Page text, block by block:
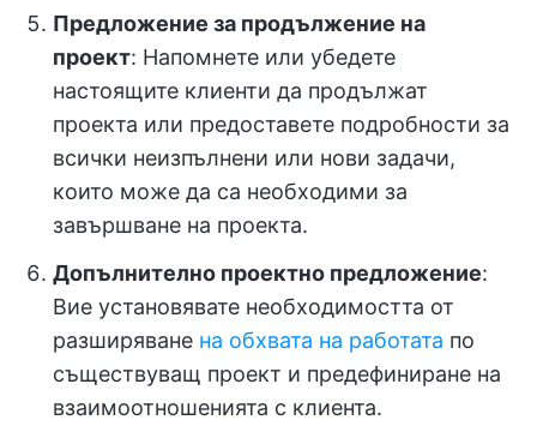
Предложение за продължение на
проект: Напомнете или убедете
настоящите клиенти да продължат
проекта или предоставете подробности за
всички неизпълнени или нови задачи,
които може да са необходими за
завършване на проекта.
Допълнително проектно предложение:
Вие установявате необходимостта от
разширяване на обхвата на работата по
съществуващ проект и предефиниране на
взаимоотношенията с клиента.